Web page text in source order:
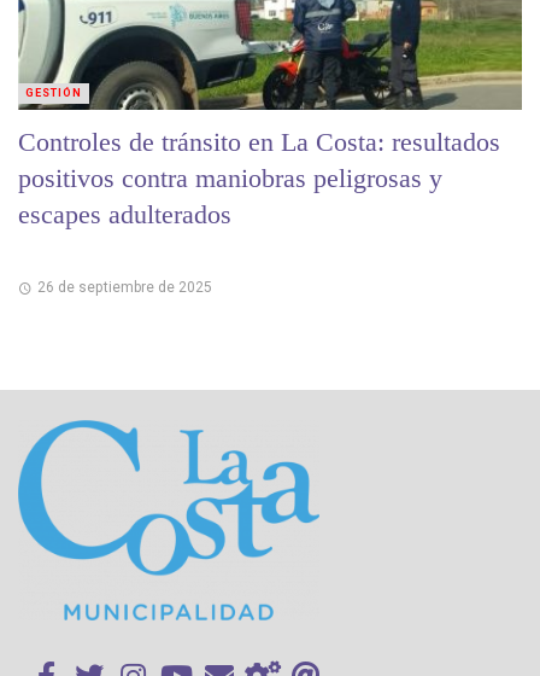
Controles de tránsito en La Costa: resultados
positivos contra maniobras peligrosas y
escapes adulterados
26 de septiembre de 2025
GESTIÓN